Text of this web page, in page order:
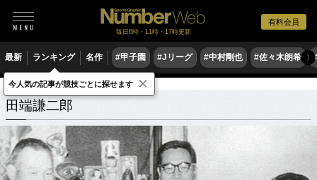
有料会員
毎日6時・11時・17時更新
最新 ランキング 名作 #甲子園 #Jリーグ #中村剛也 #佐々木朗希 〉
田端謙二郎 関連記事
田端謙二郎
今人気の記事が競技ごとに探せます ×